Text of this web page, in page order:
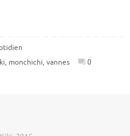
, monchichi, vannes 0